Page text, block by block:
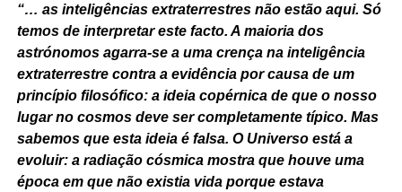
“… as inteligências extraterrestres não estão aqui. Só
temos de interpretar este facto. A maioria dos
astrónomos agarra-se a uma crença na inteligência
extraterrestre contra a evidência por causa de um
princípio filosófico: a ideia copérnica de que o nosso
lugar no cosmos deve ser completamente típico. Mas
sabemos que esta ideia é falsa. O Universo está a
evoluir: a radiação cósmica mostra que houve uma
época em que não existia vida porque estava